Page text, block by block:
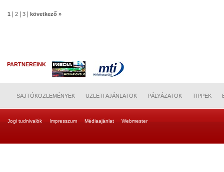
1 2 3 következő »
PARTNEREINK
SAJTÓKÖZLEMÉNYEK ÜZLETI AJÁNLATOK PÁLYÁZATOK TIPPEK
Jogi tudnivalók Impresszum Médiaajánlat Webmester